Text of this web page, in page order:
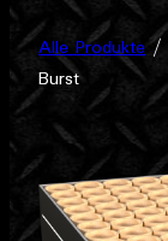
Alle Produkte/
Burst